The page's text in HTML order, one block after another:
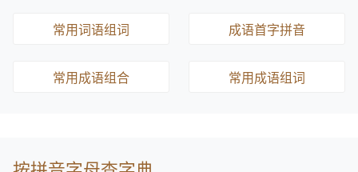
常用词语组词 成语首字拼音
常用成语组合 常用成语组词